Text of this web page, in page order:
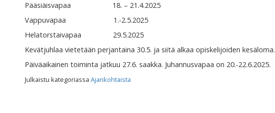
Pääsiäisvapaa 18. – 21.4.2025
Vappuvapaa 1.-2.5.2025
Helatorstaivapaa 29.5.2025
Kevätjuhlaa vietetään perjantaina 30.5. ja siitä alkaa opiskelijoiden kesäloma.
Päiväaikainen toiminta jatkuu 27.6. saakka. Juhannusvapaa on 20.-22.6.2025.
Julkaistu kategoriassa Ajankohtaista